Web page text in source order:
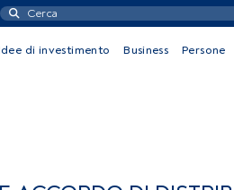
di investimento Business Persone